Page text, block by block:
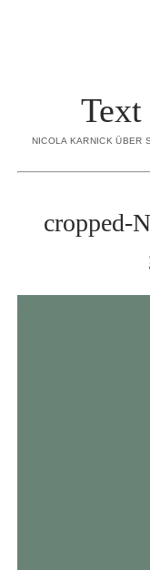
NICOLA KARNICK ÜBER
cropped-